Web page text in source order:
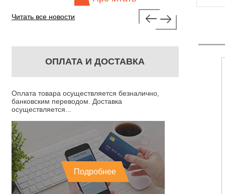
Читать все новости
ОПЛАТА И ДОСТАВКА
Оплата товара осуществляется безналично,
банковским переводом. Доставка
осуществляется...
Подробнее
ТРУБКА
15ЛО5И ЭЛЕКТРОННО-
ЛУЧЕВАЯ ТРУБКА